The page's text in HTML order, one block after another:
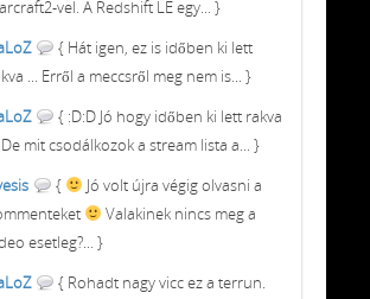
vel. A Redshift LE egy... }
{ Hát igen, ez is időben ki lett
... Erről a meccsről meg nem is... }
{ :D:D Jó hogy időben ki lett rakva
De mit csodálkozok a stream lista a... }
{
Jó volt újra végig olvasni a
Valakinek nincs meg a
esetleg?... }
{ Rohadt nagy vicc ez a terrun.